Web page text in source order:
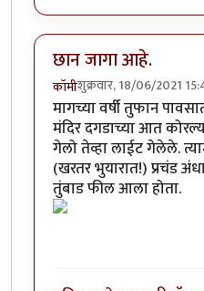
छान जागा आहे.
कॉमीशुक्रवार, 18/06/2021
मागच्या वर्षी तुफान
मंदिर दगडाच्या आत
गेलो तेव्हा लाईट गेलेले.
(खरतर भुयारात!) प्रचंड
तुंबाड फील आला होता.